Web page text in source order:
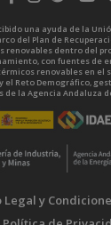
una ayuda de la
del Plan de
renovables dentro del
con fuentes de
renovables en
el Reto Demográfico,
de la Agencia Andaluza
Legal y